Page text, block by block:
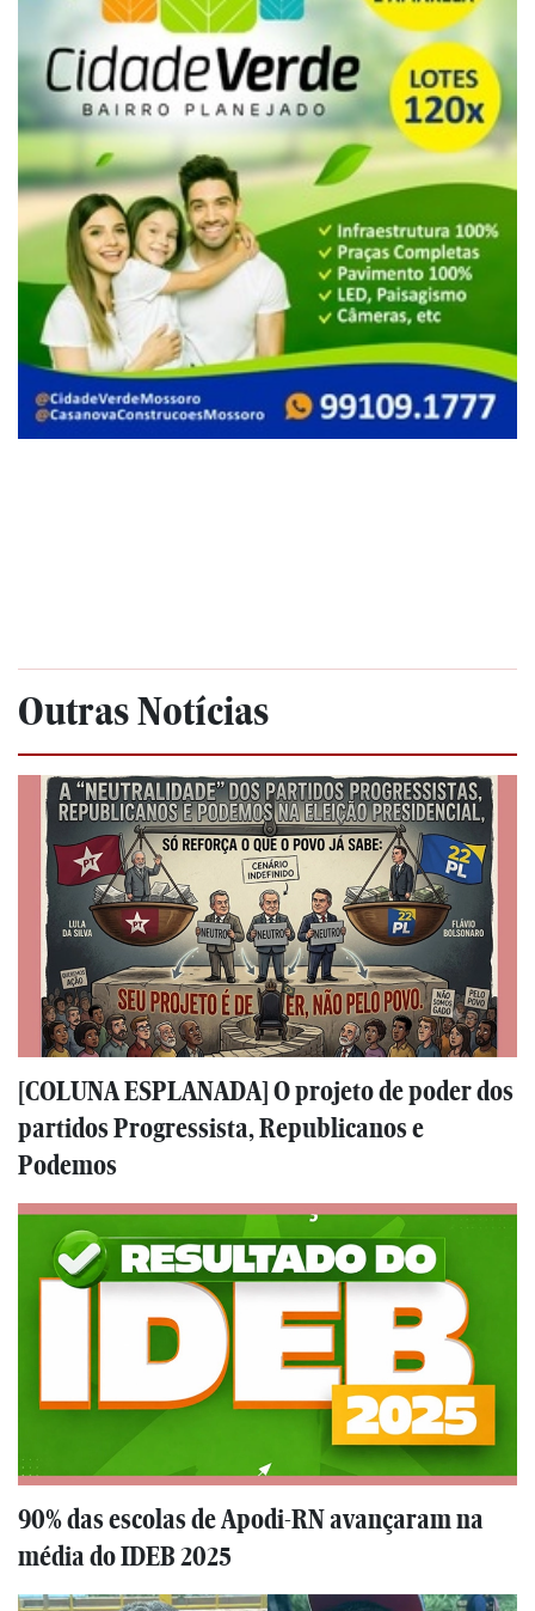
Outras Notícias
[COLUNA ESPLANADA] O projeto de poder dos
partidos Progressista, Republicanos e
Podemos
90% das escolas de Apodi-RN avançaram na
média do IDEB 2025